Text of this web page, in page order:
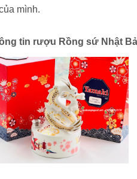
mình.
tin rượu Rồng sứ Nhật